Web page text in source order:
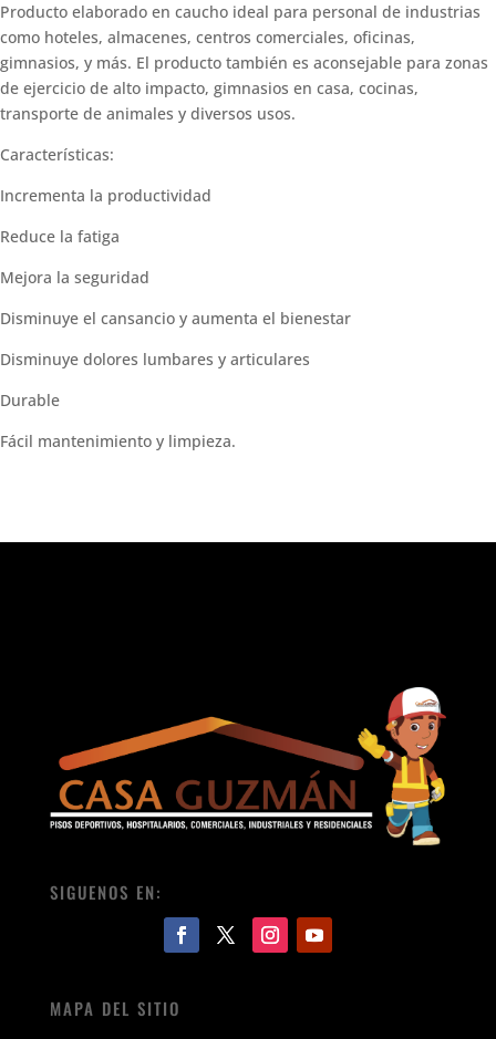
Producto elaborado en caucho ideal para personal de industrias
como hoteles, almacenes, centros comerciales, oficinas,
gimnasios, y más. El producto también es aconsejable para zonas
de ejercicio de alto impacto, gimnasios en casa, cocinas,
transporte de animales y diversos usos.
Características:
Incrementa la productividad
Reduce la fatiga
Mejora la seguridad
Disminuye el cansancio y aumenta el bienestar
Disminuye dolores lumbares y articulares
Durable
Fácil mantenimiento y limpieza.
SIGUENOS EN:
MAPA DEL SITIO